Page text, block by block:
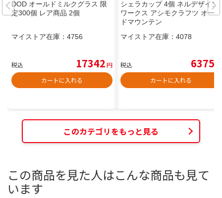
DOD オールドミルクグラス 限
定300個 レア商品 2個
マイストア在庫： 4756
税込 17342円
カートに入れる
シェラカップ 4個 ネルデザイン
ワークス アシモクラフツ オール
ドマウンテン
マイストア在庫： 4078
税込 6375
カートに入れる
このカテゴリをもっと見る
この商品を見た人はこんな商品も見て
います